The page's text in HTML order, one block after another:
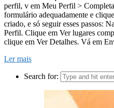
perfil, v em Meu Perfil >
formulário adequadamente e
criado, e só seguir esses passos:
Perfil. Clique em Ver lugares
clique em Ver Detalhes. Vá em
Ler mais
Search for: